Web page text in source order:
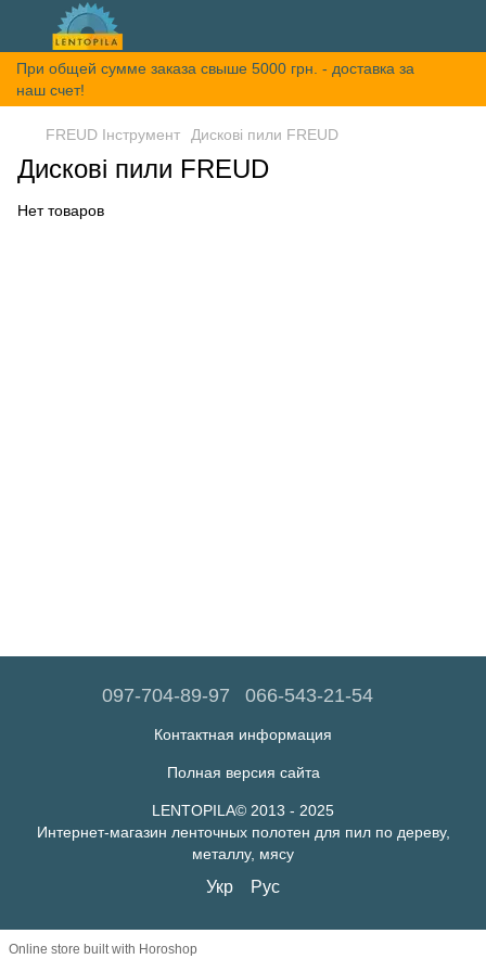
При общей сумме заказа свыше 5000 грн. - доставка за
наш счет!
FREUD Інструмент Дискові пили FREUD
Дискові пили FREUD
Нет товаров
097-704-89-97 066-543-21-54
Контактная информация
Полная версия сайта
LENTOPILA© 2013 - 2025
Интернет-магазин ленточных полотен для пил по дереву,
металлу, мясу
Укр Рус
Online store built with Horoshop